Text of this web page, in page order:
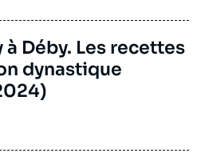
à Déby. Les recettes
dynastique